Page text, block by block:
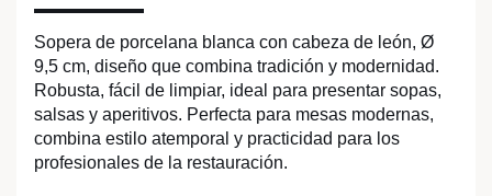
Sopera de porcelana blanca con cabeza de león, Ø
9,5 cm, diseño que combina tradición y modernidad.
Robusta, fácil de limpiar, ideal para presentar sopas,
salsas y aperitivos. Perfecta para mesas modernas,
combina estilo atemporal y practicidad para los
profesionales de la restauración.